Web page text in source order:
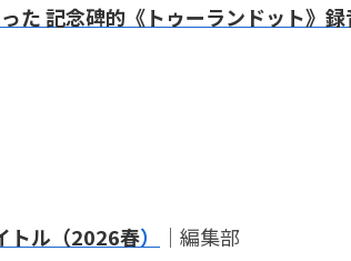
た 記念碑的《トゥーランドット》録
トル（2026春） ｜編集部